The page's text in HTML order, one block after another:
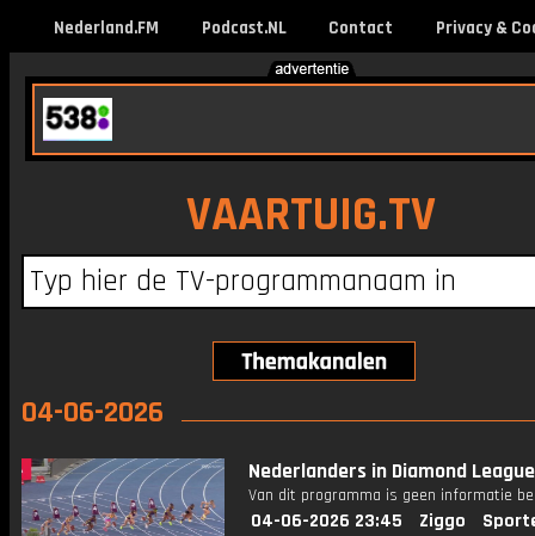
Nederland.FM Podcast.NL Contact Privacy &
VAARTUIG.TV
04-06-2026
Nederlanders in Diamond
Van dit programma is geen informatie
04-06-2026 23:45 Ziggo